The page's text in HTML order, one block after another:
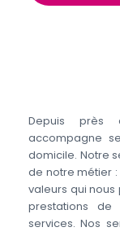
Depuis près
accompagne
domicile. Notre
de notre métier
valeurs qui
prestations
services. Nos